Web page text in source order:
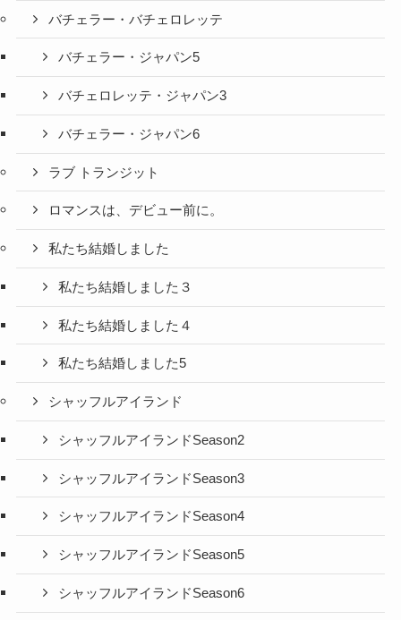
バチェラー・バチェロレッテ
バチェラー・ジャパン5
バチェロレッテ・ジャパン3
バチェラー・ジャパン6
ラブ トランジット
ロマンスは、デビュー前に。
私たち結婚しました
私たち結婚しました３
私たち結婚しました４
私たち結婚しました5
シャッフルアイランド
シャッフルアイランドSeason2
シャッフルアイランドSeason3
シャッフルアイランドSeason4
シャッフルアイランドSeason5
シャッフルアイランドSeason6